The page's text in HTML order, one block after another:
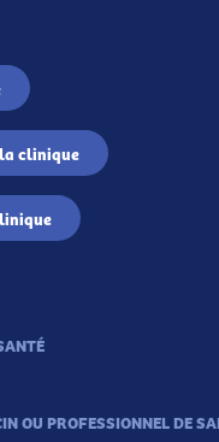
clinique
OU PROFESSIONNEL DE